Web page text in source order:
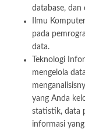
database, dan
Ilmu
pada
data.
Teknologi
mengelola
yang Anda
statistik, data
informasi